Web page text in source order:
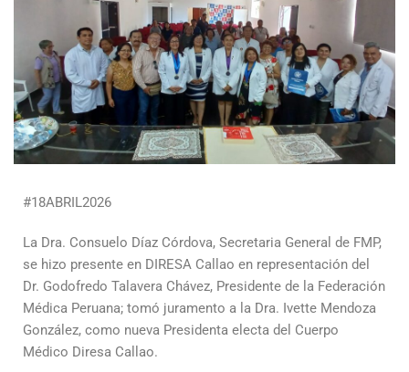
#18ABRIL2026
La Dra. Consuelo Díaz Córdova, Secretaria General de FMP,
se hizo presente en DIRESA Callao en representación del
Dr. Godofredo Talavera Chávez, Presidente de la Federación
Médica Peruana; tomó juramento a la Dra. Ivette Mendoza
González, como nueva Presidenta electa del Cuerpo
Médico Diresa Callao.